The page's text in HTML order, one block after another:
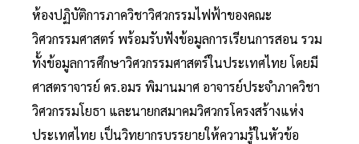
ห้องปฏิบัติการภาควิชาวิศวกรรมไฟฟ้าของคณะ
วิศวกรรมศาสตร์ พร้อมรับฟังข้อมูลการเรียนการสอน รวม
ทั้งข้อมูลการศึกษาวิศวกรรมศาสตร์ในประเทศไทย โดยมี
ศาสตราจารย์ ดร.อมร พิมานมาศ อาจารย์ประจำภาควิชา
วิศวกรรมโยธา และนายกสมาคมวิศวกรโครงสร้างแห่ง
ประเทศไทย เป็นวิทยากรบรรยายให้ความรู้ในหัวข้อ